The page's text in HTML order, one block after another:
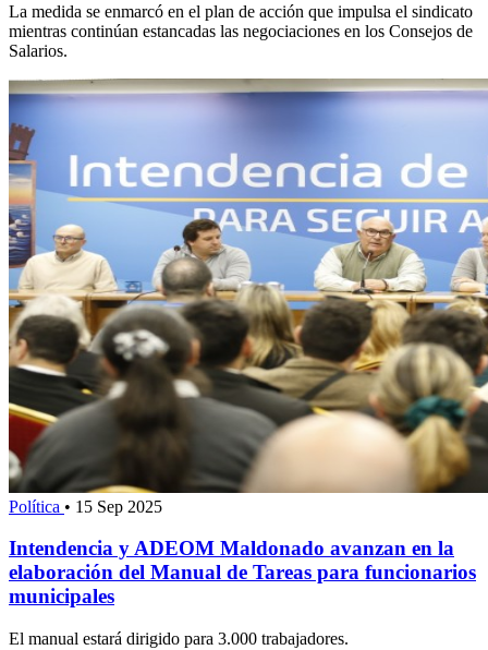
La medida se enmarcó en el plan de acción que impulsa el sindicato
mientras continúan estancadas las negociaciones en los Consejos de
Salarios.
Política • 15 Sep 2025
Intendencia y ADEOM Maldonado avanzan en la
elaboración del Manual de Tareas para funcionarios
municipales
El manual estará dirigido para 3.000 trabajadores.